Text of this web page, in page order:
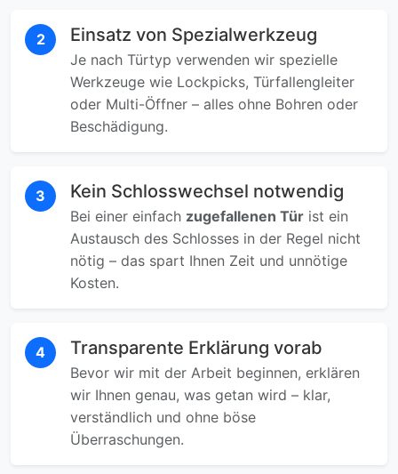
2 Einsatz von Spezialwerkzeug
Je nach Türtyp verwenden wir spezielle
Werkzeuge wie Lockpicks, Türfallengleiter
oder Multi-Öffner – alles ohne Bohren oder
Beschädigung.
3 Kein Schlosswechsel notwendig
Bei einer einfach zugefallenen Tür ist ein
Austausch des Schlosses in der Regel nicht
nötig – das spart Ihnen Zeit und unnötige
Kosten.
4 Transparente Erklärung vorab
Bevor wir mit der Arbeit beginnen, erklären
wir Ihnen genau, was getan wird – klar,
verständlich und ohne böse
Überraschungen.